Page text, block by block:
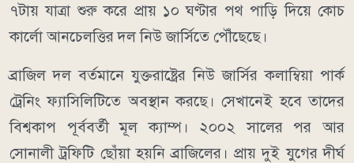
৭টায় যাত্রা শুরু করে প্রায় ১০ ঘণ্টার পথ পাড়ি দিয়ে কোচ
কার্লো আনচেলত্তির দল নিউ জার্সিতে পৌঁছেছে।
ব্রাজিল দল বর্তমানে যুক্তরাষ্ট্রের নিউ জার্সির কলাম্বিয়া পার্ক
ট্রেনিং ফ্যাসিলিটিতে অবস্থান করছে। সেখানেই হবে তাদের
বিশ্বকাপ পূর্ববর্তী মূল ক্যাম্প। ২০০২ সালের পর আর
সোনালী ট্রফিটি ছোঁয়া হয়নি ব্রাজিলের। প্রায় দুই যুগের দীর্ঘ